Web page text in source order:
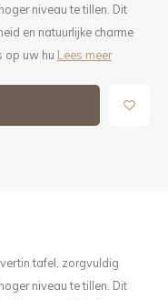
niveau te tillen. Dit
en natuurlijke charme
op uw hu Lees meer
tafel, zorgvuldig
niveau te tillen. Dit